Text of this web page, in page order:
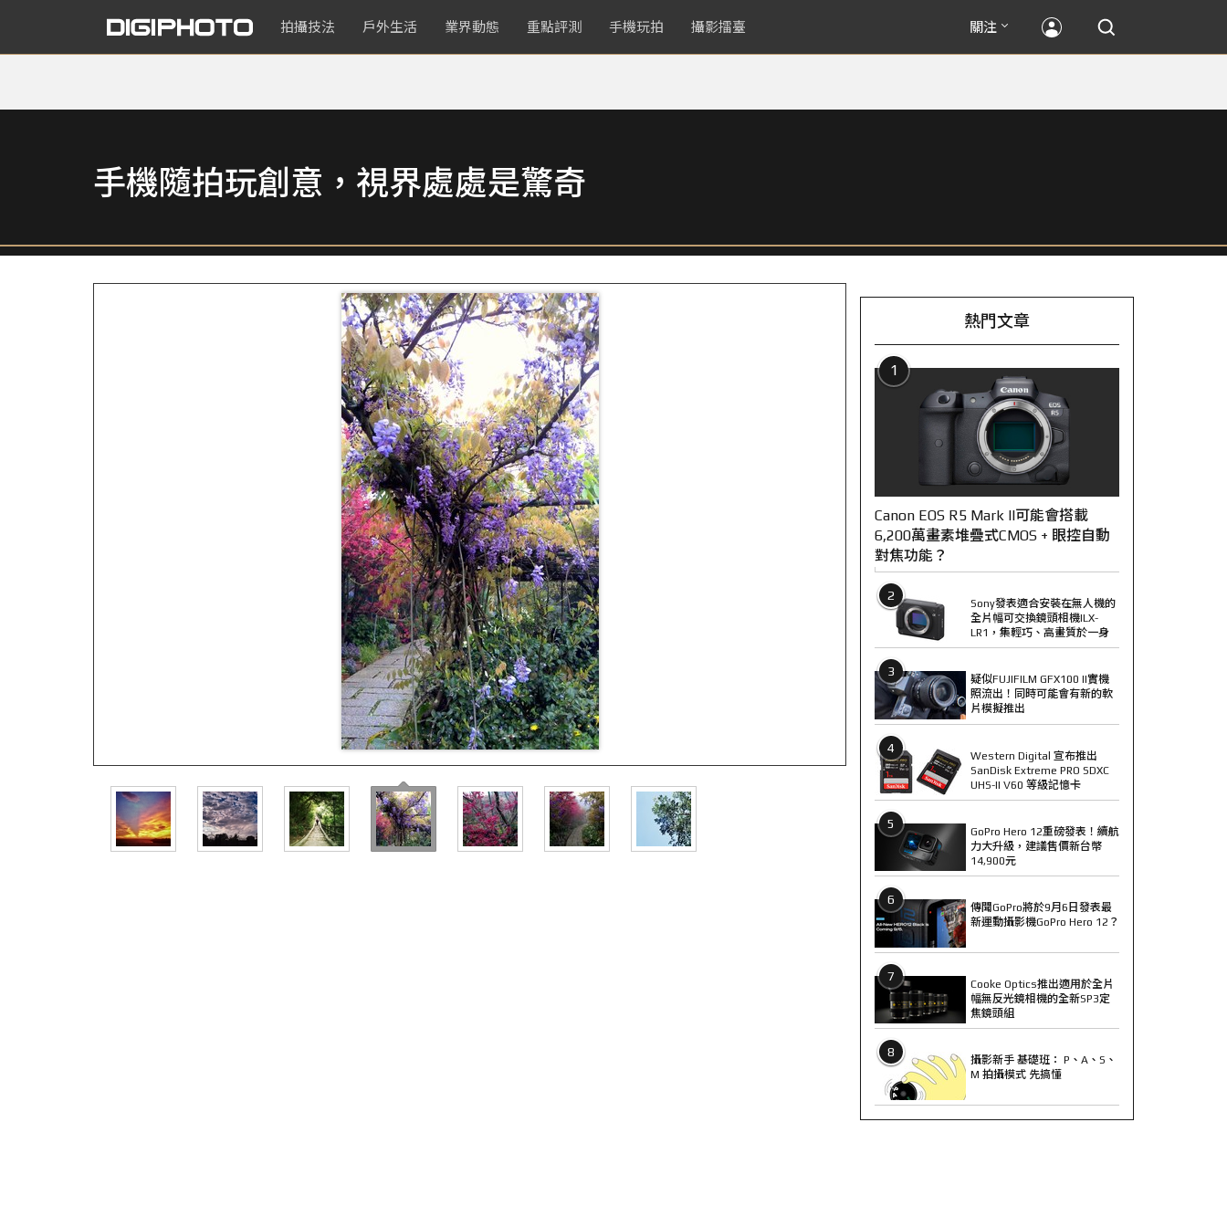
拍攝技法 戶外生活 業界動態 重點評測 手機玩拍 攝影擂臺 關注
手機隨拍玩創意，視界處處是驚奇
熱門文章
1
Canon EOS R5 Mark II可能會搭載
6,200萬畫素堆疊式CMOS + 眼控自動
對焦功能？
2
Sony發表適合安裝在無人機的
全片幅可交換鏡頭相機ILX-
LR1，集輕巧、高畫質於一身
3
疑似FUJIFILM GFX100 II實機
照流出！同時可能會有新的軟
片模擬推出
4
Western Digital 宣布推出
SanDisk Extreme PRO SDXC
UHS-II V60 等級記憶卡
5
GoPro Hero 12重磅發表！續航
力大升級，建議售價新台幣
14,900元
6
傳聞GoPro將於9月6日發表最
新運動攝影機GoPro Hero 12？
7
Cooke Optics推出適用於全片
幅無反光鏡相機的全新SP3定
焦鏡頭組
8
攝影新手 基礎班： P、A、S、
M 拍攝模式 先搞懂